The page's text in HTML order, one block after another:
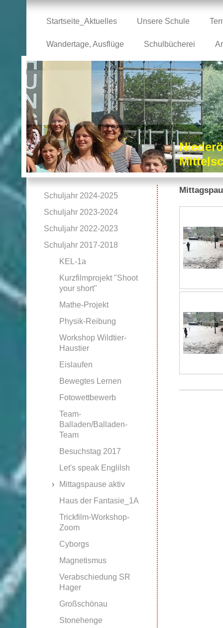
Startseite_Aktuelles Unsere Schule
Wandertage, Ausflüge Schulbücherei
Schuljahr 2024-2025
Schuljahr 2023-2024
Schuljahr 2022-2023
Schuljahr 2017-2018
KEL-1a
Kurzfilmprojekt "Shoot
your short"
Mathe-Projekt
Physik-Reibung
Workshop Wildtier-
Haustier
Eislaufen
Bewegtes Lernen
Fotowettbewerb
Team-
Balladen/Balladen-
Team
Besuchstag 2017
Let's speak Englilsh
Mittagspause aktiv
Haus der Fantasie_1A
Trickfilm-Workshop-
Zoom
Cyborgs
Magnetismus
Verabschiedung SR
Hager
Großschönau
Stonehenge